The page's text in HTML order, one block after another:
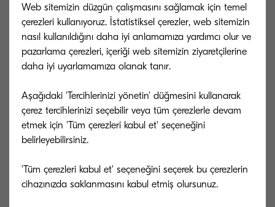
yer alan “toplumun ve insanlığın ilerlemesine
katkıda bulunma” ilkesiyle bağlantılıdır.
KYOCERA Document Solutions Avrupa'nın, tüm
işletme operasyonlarında çevresel bir yaklaşımın
benimsendiğini ortaya koyan ISO 14001: 2015
sıra çevre dostu ürünlerden oluşan ve 25 yılı aşkın
Web sitemizin düzgün çalışmasını sağlamak için temel
çerezleri kullanıyoruz. İstatistiksel çerezler, web sitemizin
nasıl kullanıldığını daha iyi anlamamıza yardımcı olur ve
pazarlama çerezleri, içeriği web sitemizin ziyaretçilerine
daha iyi uyarlamamıza olanak tanır.
Aşağıdaki 'Tercihlerinizi yönetin' düğmesini kullanarak
çerez tercihlerinizi seçebilir veya tüm çerezlerle devam
etmek için 'Tüm çerezleri kabul et' seçeneğini
belirleyebilirsiniz.
'Tüm çerezleri kabul et' seçeneğini seçerek bu çerezlerin
cihazınızda saklanmasını kabul etmiş olursunuz.